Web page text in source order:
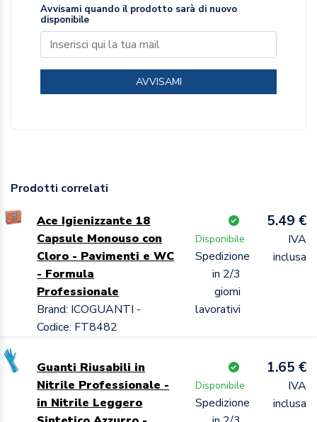
Avvisami quando il prodotto sarà di nuovo
disponibile
AVVISAMI
Prodotti correlati
Ace Igienizzante 18
Capsule Monouso con
Cloro - Pavimenti e WC
- Formula
Professionale
Brand: ICOGUANTI -
Codice: FT8482
Disponibile
Spedizione
in 2/3
giorni
lavorativi
5.49 €
IVA
inclusa
Guanti Riusabili in
Nitrile Professionale -
in Nitrile Leggero
Disponibile
Spedizione
1.65 €
IVA
inclusa